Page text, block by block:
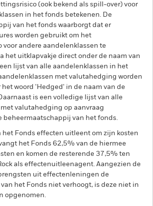
(ook bekend als spill-over) voor
in het fonds betekenen. De
van het fonds waarborgt dat er
worden gebruikt om het
voor andere aandelenklassen te
het uitklapvakje direct onder de naam van
lijst van alle aandelenklassen in het
met valutahedging worden
woord 'Hedged' in de naam van de
is een volledige lijst van alle
valutahedging op aanvraag
beheermaatschappij van het fonds.
het Fonds effecten uitleent om zijn kosten
het Fonds 62,5% van de hiermee
en komen de resterende 37,5% ten
als effectenuitleenagent. Aangezien de
uit effectenleningen de
het Fonds niet verhoogt, is deze niet in
opgenomen.